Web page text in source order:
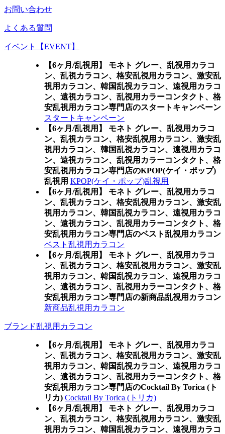
お問い合わせ
よくある質問
イベント【EVENT】
【6ヶ月/乱視用】 モネト グレー、乱視用カラコ
ン、乱視カラコン、格安乱視用カラコン、激安乱
視用カラコン、韓国乱視カラコン、遠視用カラコ
ン、遠視カラコン、乱視用カラーコンタクト、格
安乱視用カラコン専門店のスタートキャンペーン
スタートキャンペーン
【6ヶ月/乱視用】 モネト グレー、乱視用カラコ
ン、乱視カラコン、格安乱視用カラコン、激安乱
視用カラコン、韓国乱視カラコン、遠視用カラコ
ン、遠視カラコン、乱視用カラーコンタクト、格
安乱視用カラコン専門店のKPOP(ケイ・ポップ)
乱視用 KPOP(ケイ・ポップ)乱視用
【6ヶ月/乱視用】 モネト グレー、乱視用カラコ
ン、乱視カラコン、格安乱視用カラコン、激安乱
視用カラコン、韓国乱視カラコン、遠視用カラコ
ン、遠視カラコン、乱視用カラーコンタクト、格
安乱視用カラコン専門店のベスト乱視用カラコン
ベスト乱視用カラコン
【6ヶ月/乱視用】 モネト グレー、乱視用カラコ
ン、乱視カラコン、格安乱視用カラコン、激安乱
視用カラコン、韓国乱視カラコン、遠視用カラコ
ン、遠視カラコン、乱視用カラーコンタクト、格
安乱視用カラコン専門店の新商品乱視用カラコン
新商品乱視用カラコン
ブランド乱視用カラコン
【6ヶ月/乱視用】 モネト グレー、乱視用カラコ
ン、乱視カラコン、格安乱視用カラコン、激安乱
視用カラコン、韓国乱視カラコン、遠視用カラコ
ン、遠視カラコン、乱視用カラーコンタクト、格
安乱視用カラコン専門店のCocktail By Torica (ト
リカ) Cocktail By Torica (トリカ)
【6ヶ月/乱視用】 モネト グレー、乱視用カラコ
ン、乱視カラコン、格安乱視用カラコン、激安乱
視用カラコン、韓国乱視カラコン、遠視用カラコ